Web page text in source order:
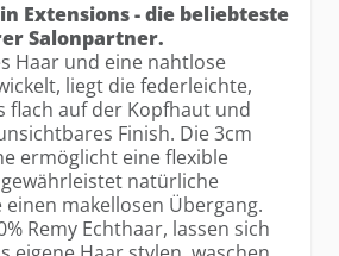
Extensions - die beliebteste
Salonpartner.
Haar und eine nahtlose
liegt die federleichte,
flach auf der Kopfhaut und
Finish. Die 3cm
ermöglicht eine flexible
natürliche
einen makellosen Übergang.
Remy Echthaar, lassen sich